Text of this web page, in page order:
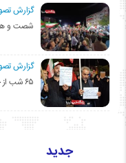
گزارش
شصت و
گزارش
۶۵ شب از حماسه مهدیشهری ها گذشت
جدید